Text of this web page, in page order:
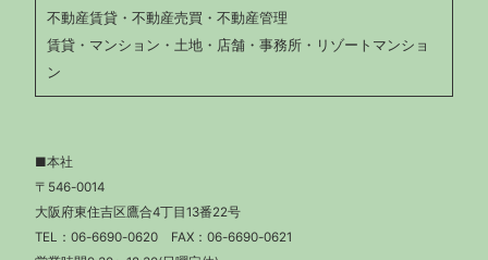
不動産賃貸・不動産売買・不動産管理
賃貸・マンション・土地・店舗・事務所・リゾートマンショ
ン
■本社
〒546-0014
大阪府東住吉区鷹合4丁目13番22号
TEL： 06-6690-0620 FAX：06-6690-0621